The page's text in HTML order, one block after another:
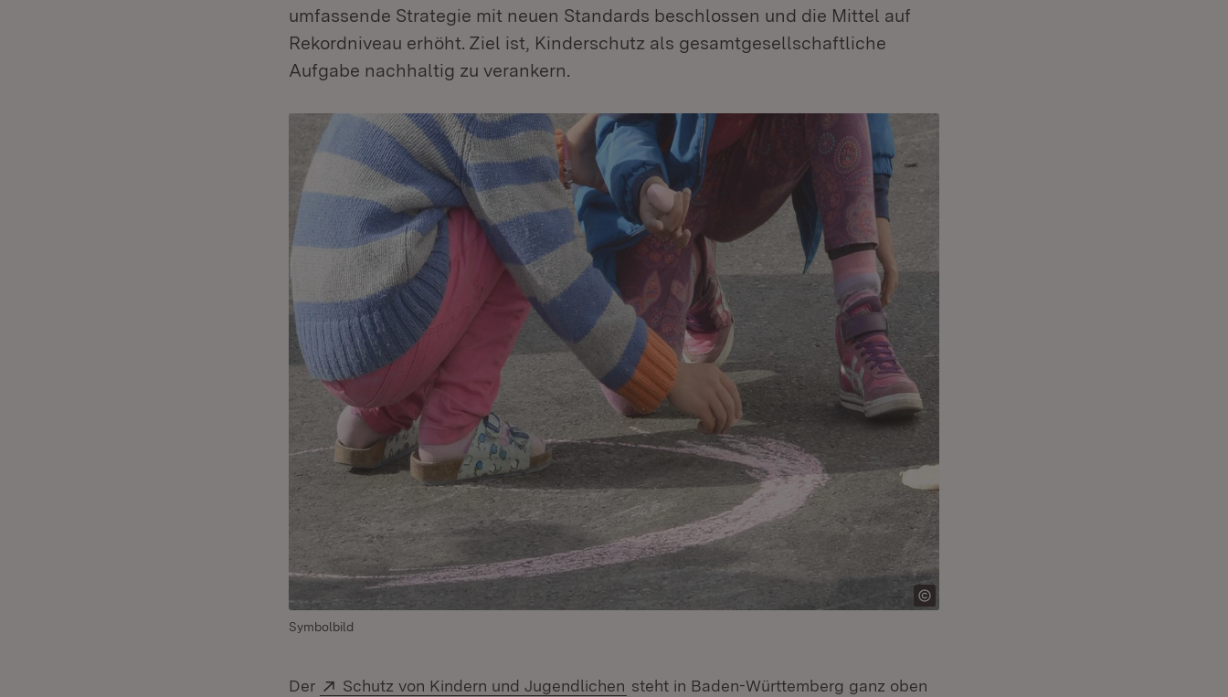
umfassende Strategie mit neuen Standards beschlossen und die Mittel auf
Rekordniveau erhöht. Ziel ist, Kinderschutz als gesamtgesellschaftliche
Aufgabe nachhaltig zu verankern.
Symbolbild
Der Extern:
Schutz von Kindern und Jugendlichen (Öffnet in neuem Fenster)
steht in Baden-Württemberg ganz oben